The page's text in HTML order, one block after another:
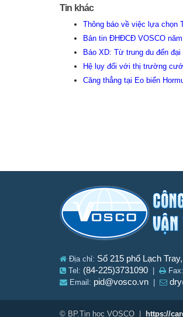
Tin khác
Thông báo về việc lựa chọn
Bản tin ĐHĐCĐ VOSCO
Báo XD: Từ trung du đến
Hệ lụy đối với thị trường
Căng thẳng tại Eo biển
Địa chỉ: Số 215 phố Lạch
Tel: (84-225)3731090 Fax:
Email: pid@vosco.vn
© BP.Tin học VOSCO | https://